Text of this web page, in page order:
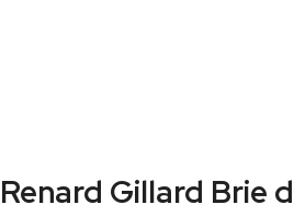
Renard Gillard Brie